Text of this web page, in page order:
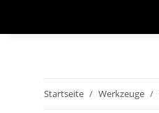
Startseite Werkzeuge